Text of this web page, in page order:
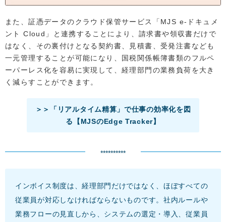
また、証憑データのクラウド保管サービス「MJS e-ドキュメ
ント Cloud」と連携することにより、請求書や領収書だけで
はなく、その裏付けとなる契約書、見積書、受発注書なども
一元管理することが可能になり、国税関係帳簿書類のフルペ
ーパーレス化を容易に実現して、経理部門の業務負荷を大き
く減らすことができます。
＞＞「リアルタイム精算」で仕事の効率化を図
る【MJSのEdge Tracker】
**********
インボイス制度は、経理部門だけではなく、ほぼすべての
従業員が対応しなければならないものです。社内ルールや
業務フローの見直しから、システムの選定・導入、従業員